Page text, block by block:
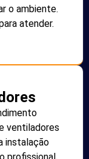
o ambiente.
atender.
ventiladores
instalação